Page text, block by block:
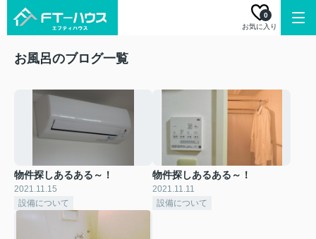
お気に入り
0
お風呂のブログ一覧
物件探しあるある～！
2021.11.15
設備について
物件探しあるある～！
2021.11.11
設備について